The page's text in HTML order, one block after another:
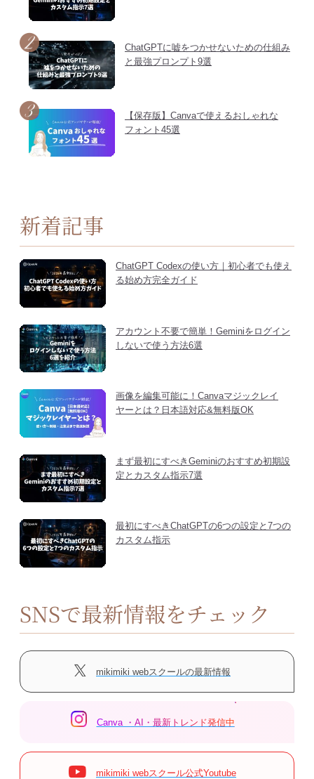
ChatGPTに嘘をつかせないための仕組み
と最強プロンプト9選
【保存版】Canvaで使えるおしゃれな
フォント45選
新着記事
ChatGPT Codexの使い方｜初心者でも使え
る始め方完全ガイド
アカウント不要で簡単！Geminiをログイン
しないで使う方法6選
画像を編集可能に！Canvaマジックレイ
ヤーとは？日本語対応&無料版OK
まず最初にすべきGeminiのおすすめ初期設
定とカスタム指示7選
最初にすべきChatGPTの6つの設定と7つの
カスタム指示
SNSで最新情報をチェック
mikimiki webスクールの最新情報
Canva ・AI・最新トレンド発信中
mikimiki webスクール公式Youtube